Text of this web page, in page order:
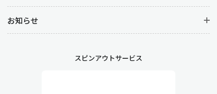
お知らせ
スピンアウトサービス